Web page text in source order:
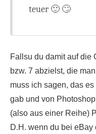
teuer 🙂 🙄
Fallsu du damit auf die
bzw. 7 abzielst, die
muss ich sagen, das
gab und von
(also aus einer Reihe)
D.H. wenn du bei